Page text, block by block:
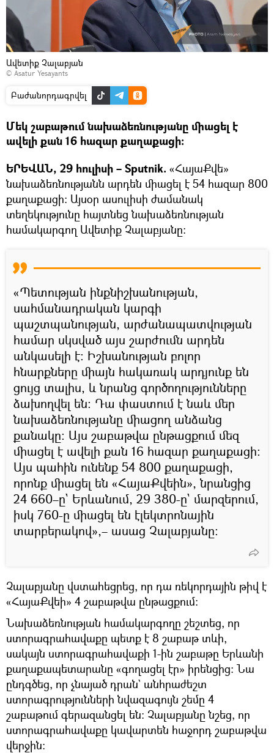
Ավետիք Չալաբյան
© Asatur Yesayants
Բաժանորդագրվել
Մեկ շաբաթում նախաձեռնությանը միացել է
ավելի քան 16 հազար քաղաքացի։
ԵՐԵՎԱՆ, 29 հուլիսի – Sputnik. «ՀայաՔվե»
նախաձեռնությանն արդեն միացել է 54 հազար 800
քաղաքացի։ Այսօր ասուլիսի ժամանակ
տեղեկությունը հայտնեց նախաձեռնության
համակարգող Ավետիք Չալաբյանը։
«Պետության ինքնիշխանության,
սահմանադրական կարգի
պաշտպանության, արժանապատվության
համար սկսված այս շարժումն արդեն
անկասելի է։ Իշխանության բոլոր
հնարքները միայն հակառակ արդյունք են
ցույց տալիս, և նրանց գործողությունները
ձախողվել են։ Դա փաստում է նաև մեր
նախաձեռնությանը միացող անձանց
քանակը։ Այս շաբաթվա ընթացքում մեզ
միացել է ավելի քան 16 հազար քաղաքացի։
Այս պահին ունենք 54 800 քաղաքացի,
որոնք միացել են «ՀայաՔվեին», նրանցից
24 660–ը` Երևանում, 29 380-ը` մարզերում,
իսկ 760-ը միացել են էլեկտրոնային
տարբերակով»,– ասաց Չալաբյանը։
Չալաբյանը վստահեցրեց, որ դա ռեկորդային թիվ է
«ՀայաՔվեի» 4 շաբաթվա ընթացքում։
Նախաձեռնության համակարգողը շեշտեց, որ
ստորագրահավաքը պետք է 8 շաբաթ տևի,
սակայն ստորագրահավաքի 1-ին շաբաթը Երևանի
քաղաքապետարանը «գողացել էր» իրենցից։ Նա
ընդգծեց, որ չնայած դրան` անհրաժեշտ
ստորագրությունների նվազագույն շեմը 4
շաբաթում գերազանցել են։ Չալաբյանը նշեց, որ
ստորագրահավաքը կավարտեն հաջորդ շաբաթվա
վերջին։